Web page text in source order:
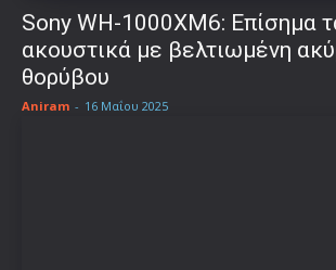
Sony WH-1000XM6: Επίσημα
ακουστικά με βελτιωμένη
θορύβου
Aniram - 16 Μαΐου 2025